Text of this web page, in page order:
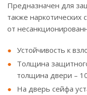
Предназначен для
также наркотических
от
Устойчивость к
Толщина
толщина двери –
На дверь сейфа